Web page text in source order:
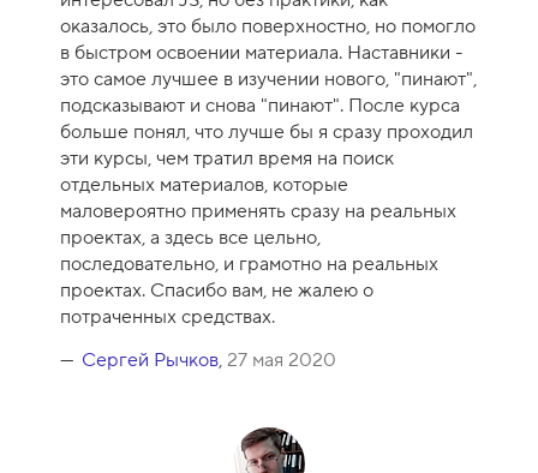
к
а
к
у
р
с
а
-
1
0
оказалось, это было поверхностно, но помогло
в быстром освоении материала. Наставники -
это самое лучшее в изучении нового, "пинают",
подсказывают и снова "пинают". После курса
больше понял, что лучше бы я сразу проходил
эти курсы, чем тратил время на поиск
отдельных материалов, которые
маловероятно применять сразу на реальных
проектах, а здесь все цельно,
последовательно, и грамотно на реальных
проектах. Спасибо вам, не жалею о
потраченных средствах.
Сергей Рычков, 27 мая 2020